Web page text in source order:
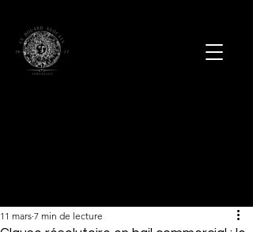
11 mars 7 min de lecture